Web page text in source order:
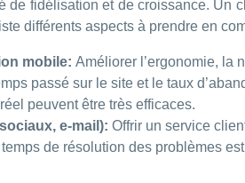
fidélisation et de croissance.
différents aspects à prendre en
mobile: Améliorer l’ergonomie, la
passé sur le site et le taux
peuvent être très efficaces.
e-mail): Offrir un service
de résolution des problèmes